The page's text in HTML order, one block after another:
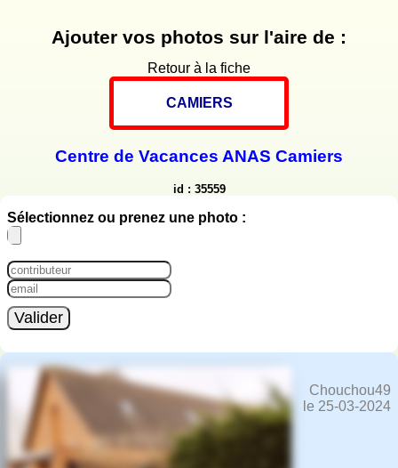
Ajouter vos photos sur l'aire de :
Retour à la fiche
CAMIERS
Centre de Vacances ANAS Camiers
id : 35559
Sélectionnez ou prenez une photo :
Valider
Chouchou49
le 25-03-2024